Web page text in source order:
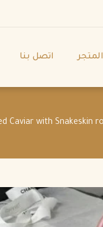
المتجر اتصل بنا